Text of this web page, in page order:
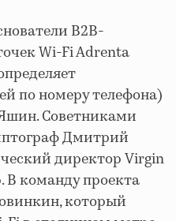
B2B-
Wi-Fi Adrenta
по номеру телефона)
Советниками
Дмитрий
директор Virgin
В команду проекта
который